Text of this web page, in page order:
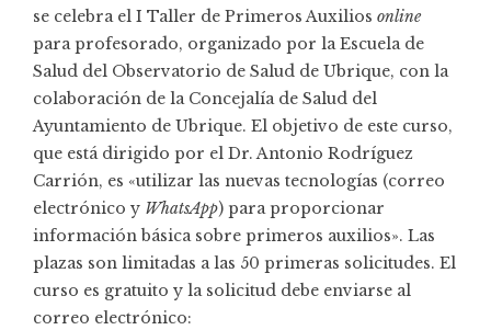
se celebra el I Taller de Primeros Auxilios online
para profesorado, organizado por laEscuela de
Salud del Observatorio de Salud de Ubrique, con la
colaboración de la Concejalía de Salud del
Ayuntamiento de Ubrique. El objetivo de este curso,
que está dirigido por el Dr. Antonio Rodríguez
Carrión, es «utilizar las nuevas tecnologías (correo
electrónico y WhatsApp) para proporcionar
información básica sobre primeros auxilios». Las
plazas son limitadas a las 50 primeras solicitudes. El
curso es gratuito y la solicitud debe enviarse al
correo electrónico: